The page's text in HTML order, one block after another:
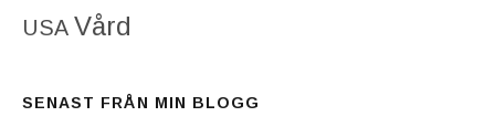
USA Vård
SENAST FRÅN MIN BLOGG